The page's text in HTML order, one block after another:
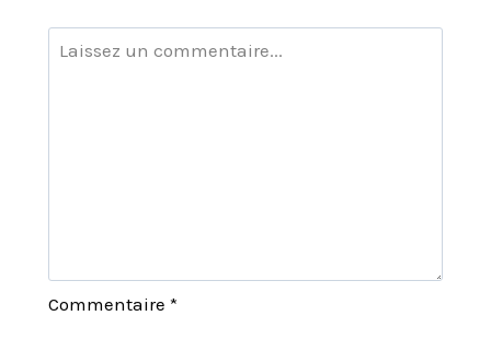
Commentaire *